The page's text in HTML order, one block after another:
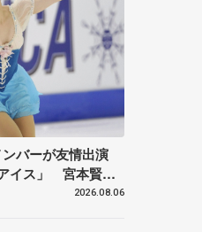
バーが友情出演
イス」 宮本賢二
岳斗さんも2026.08.06